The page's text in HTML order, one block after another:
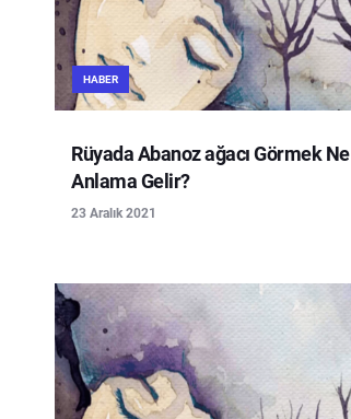
HABER
Rüyada Abanoz ağacı Görmek Ne
Anlama Gelir?
23 Aralık 2021